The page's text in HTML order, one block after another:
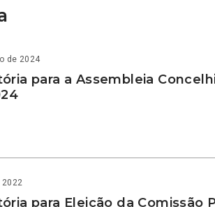
de 2024
para a Assembleia
2022
para Eleição da Comissão